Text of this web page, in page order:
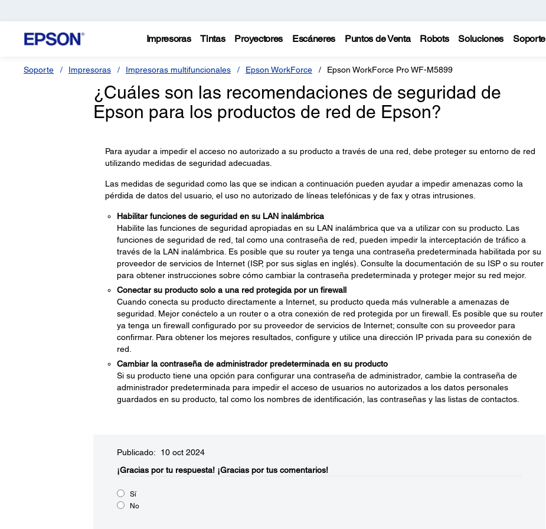
Impresoras Tintas Proyectores Escáneres Puntos de Venta Robots Soluciones Soporte
Soporte Impresoras Impresoras multifuncionales Epson WorkForce Epson WorkForce Pro WF-M5899
¿Cuáles son las recomendaciones de seguridad de
Epson para los productos de red de Epson?
Para ayudar a impedir el acceso no autorizado a su producto a través de una red, debe proteger su entorno de red
utilizando medidas de seguridad adecuadas.
Las medidas de seguridad como las que se indican a continuación pueden ayudar a impedir amenazas como la
pérdida de datos del usuario, el uso no autorizado de líneas telefónicas y de fax y otras intrusiones.
Habilitar funciones de seguridad en su LAN inalámbrica
Habilite las funciones de seguridad apropiadas en su LAN inalámbrica que va a utilizar con su producto. Las
funciones de seguridad de red, tal como una contraseña de red, pueden impedir la interceptación de tráfico a
través de la LAN inalámbrica. Es posible que su router ya tenga una contraseña predeterminada habilitada por su
proveedor de servicios de Internet (ISP, por sus siglas en inglés). Consulte la documentación de su ISP o su router
para obtener instrucciones sobre cómo cambiar la contraseña predeterminada y proteger mejor su red mejor.
Conectar su producto solo a una red protegida por un firewall
Cuando conecta su producto directamente a Internet, su producto queda más vulnerable a amenazas de
seguridad. Mejor conéctelo a un router o a otra conexión de red protegida por un firewall. Es posible que su router
ya tenga un firewall configurado por su proveedor de servicios de Internet; consulte con su proveedor para
confirmar. Para obtener los mejores resultados, configure y utilice una dirección IP privada para su conexión de
red.
Cambiar la contraseña de administrador predeterminada en su producto
Si su producto tiene una opción para configurar una contraseña de administrador, cambie la contraseña de
administrador predeterminada para impedir el acceso de usuarios no autorizados a los datos personales
guardados en su producto, tal como los nombres de identificación, las contraseñas y las listas de contactos.
Publicado: 10 oct 2024
¡Gracias por tu respuesta! ¡Gracias por tus comentarios!
Sí
No